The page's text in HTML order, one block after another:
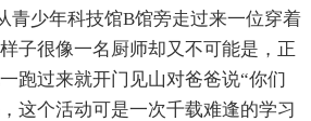
青少年科技馆B馆旁走过来一位穿着
子很像一名厨师却又不可能是，正
跑过来就开门见山对爸爸说“你们
这个活动可是一次千载难逢的学习